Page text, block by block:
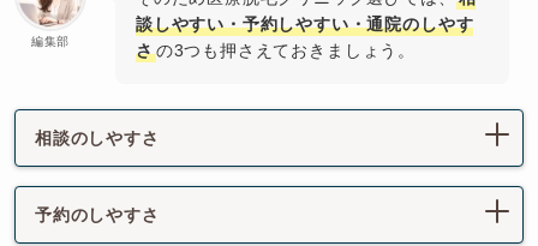
編集部
談しやすい・予約しやすい・通院のしやす
さの3つも押さえておきましょう。
相談のしやすさ
予約のしやすさ